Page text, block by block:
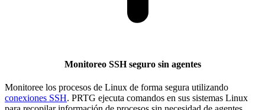
Monitoreo SSH seguro sin agentes
Monitoree los procesos de Linux de forma segura utilizando
conexiones SSH. PRTG ejecuta comandos en sus sistemas Linux